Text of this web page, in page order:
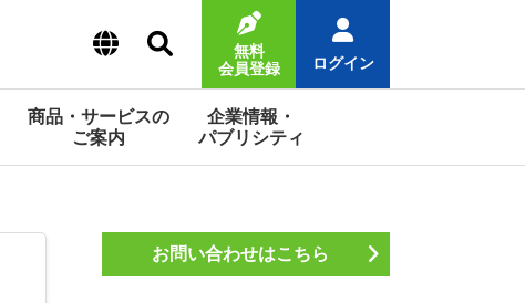
無料
会員登録
ログイン
商品・サービスの
ご案内
企業情報・
パブリシティ
お問い合わせはこちら